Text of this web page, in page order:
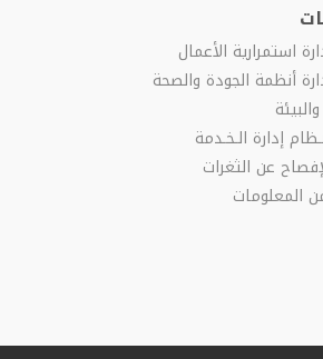
استمرارية الأعمال
أنظمة الجودة والصحة
إدارة الـخـدمة
عن الثغرات
المعلومات